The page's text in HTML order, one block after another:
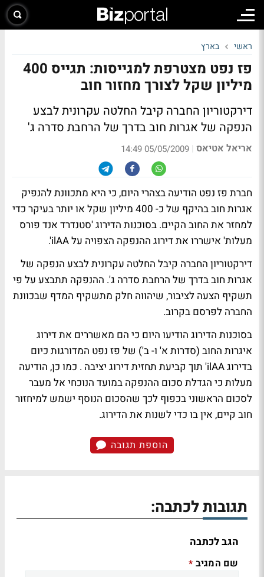
ראשי בארץ
פז נפט מצטרפת למגייסות: תגייס 400
מיליון שקל לצורך מחזור חוב
דירקטוריון החברה קיבל החלטה עקרונית לבצע
הנפקה של אגרות חוב בדרך של הרחבת סדרה ג'
אריאל אטיאס |
05/05/2009 14:49
חברת פז נפט הודיעה בצהרי היום, כי היא מתכוונת להנפיק
אגרות חוב בהיקף של כ- 400 מיליון שקל או יותר בעיקר כדי
למחזר את החוב הקיים. בסוכנות הדירוג 'סטנדרד אנד פורס
מעלות' אישררו את דירוג ההנפקה הצפויה על ilAA'.
דירקטוריון החברה קיבל החלטה עקרונית לבצע הנפקה של
אגרות חוב בדרך של הרחבת סדרה ג'. ההנפקה תתבצע על פי
תשקיף הצעה לציבור, שיהווה חלק מתשקיף המדף שבכוונת
החברה לפרסם בקרוב.
בסוכנות הדירוג הודיעו היום כי הם מאשררים את דירוג
איגרות החוב (סדרות א' ו- ב') של פז נפט המדורגות כיום
בדירוג ilAA' תוך קביעת תחזית דירוג יציבה . כמו כן, הודיעה
מעלות כי הגדלת סכום ההנפקה במועד הנוכחי אל מעבר
לסכום הראשוני בכפוף לכך שהסכום הנוסף ישמש למיחזור
חוב קיים, אין בו כדי לשנות את הדירוג.
הוספת תגובה
תגובות לכתבה:
הגב לכתבה
שם המגיב *